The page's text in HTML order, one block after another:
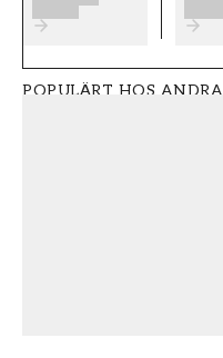
SKU
FT0524-387-07
VARUMÄRKE
POPULÄRT HOS ANDRA